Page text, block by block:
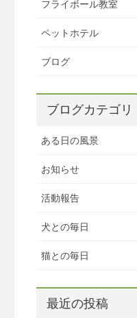
フライボール教室
ペットホテル
ブログ
ブログカテゴリ
ある日の風景
お知らせ
活動報告
犬との毎日
猫との毎日
最近の投稿